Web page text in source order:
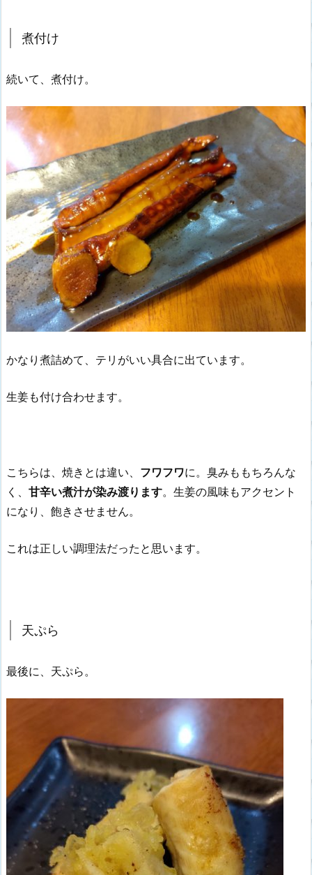
煮付け
続いて、煮付け。
かなり煮詰めて、テリがいい具合に出ています。
生姜も付け合わせます。
こちらは、焼きとは違い、 フワフワに。臭みももちろんな
く、 甘辛い煮汁が染み渡ります。生姜の風味もアクセント
になり、飽きさせません。
これは正しい調理法だったと思います。
天ぷら
最後に、天ぷら。